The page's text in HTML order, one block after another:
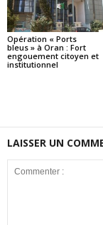
Opération « Ports
bleus » à Oran : Fort
engouement citoyen et
institutionnel
LAISSER UN